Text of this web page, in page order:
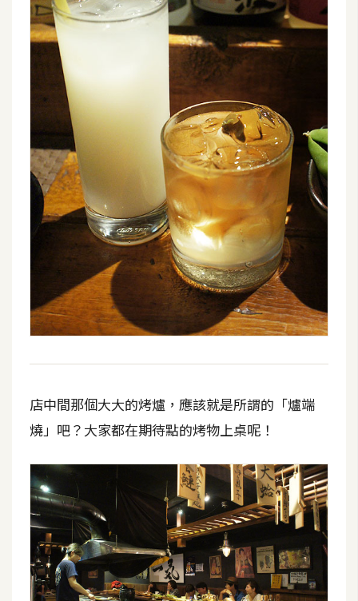
c
e
流
物
架
設
域
S
O
具
免
費
空
間
店中間那個大大的烤爐，應該就是所謂的「爐端
燒」吧？大家都在期待點的烤物上桌呢！